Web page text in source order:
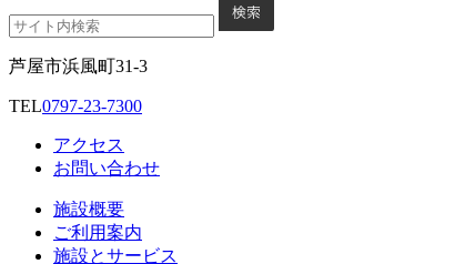
芦屋市浜風町31-3
TEL0797-23-7300
アクセス
お問い合わせ
施設概要
ご利用案内
施設とサービス